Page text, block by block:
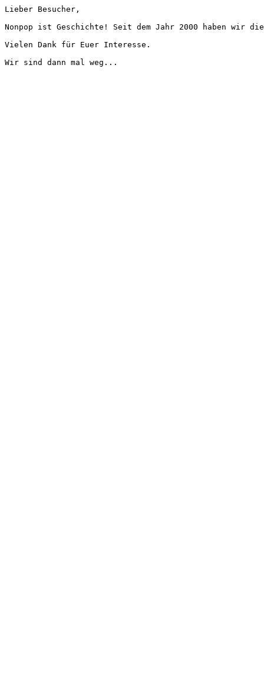
Lieber Besucher,
Nonpop ist Geschichte! Seit dem Jahr 2000 haben wir
Vielen Dank für Euer Interesse.
Wir sind dann mal weg...